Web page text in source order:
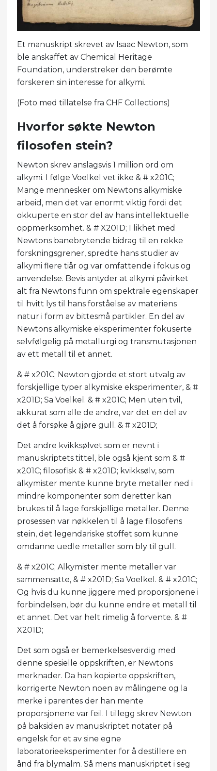
Et manuskript skrevet av Isaac Newton, som
ble anskaffet av Chemical Heritage
Foundation, understreker den berømte
forskeren sin interesse for alkymi.
(Foto med tillatelse fra CHF Collections)
Hvorfor søkte Newton
filosofen stein?
Newton skrev anslagsvis 1 million ord om
alkymi. I følge Voelkel vet ikke & # x201C;
Mange mennesker om Newtons alkymiske
arbeid, men det var enormt viktig fordi det
okkuperte en stor del av hans intellektuelle
oppmerksomhet. & # X201D; I likhet med
Newtons banebrytende bidrag til en rekke
forskningsgrener, spredte hans studier av
alkymi flere tiår og var omfattende i fokus og
anvendelse. Bevis antyder at alkymi påvirket
alt fra Newtons funn om spektrale egenskaper
til hvitt lys til hans forståelse av materiens
natur i form av bittesmå partikler. En del av
Newtons alkymiske eksperimenter fokuserte
selvfølgelig på metallurgi og transmutasjonen
av ett metall til et annet.
& # x201C; Newton gjorde et stort utvalg av
forskjellige typer alkymiske eksperimenter, & #
x201D; Sa Voelkel. & # x201C; Men uten tvil,
akkurat som alle de andre, var det en del av
det å forsøke å gjøre gull. & # x201D;
Det andre kvikksølvet som er nevnt i
manuskriptets tittel, ble også kjent som & #
x201C; filosofisk & # x201D; kvikksølv, som
alkymister mente kunne bryte metaller ned i
mindre komponenter som deretter kan
brukes til å lage forskjellige metaller. Denne
prosessen var nøkkelen til å lage filosofens
stein, det legendariske stoffet som kunne
omdanne uedle metaller som bly til gull.
& # x201C; Alkymister mente metaller var
sammensatte, & # x201D; Sa Voelkel. & # x201C;
Og hvis du kunne jiggere med proporsjonene i
forbindelsen, bør du kunne endre et metall til
et annet. Det var helt rimelig å forvente. & #
X201D;
Det som også er bemerkelsesverdig med
denne spesielle oppskriften, er Newtons
merknader. Da han kopierte oppskriften,
korrigerte Newton noen av målingene og la
merke i parentes der han mente
proporsjonene var feil. I tillegg skrev Newton
på baksiden av manuskriptet notater på
engelsk for et av sine egne
laboratorieeksperimenter for å destillere en
ånd fra blymalm. Så mens manuskriptet i seg